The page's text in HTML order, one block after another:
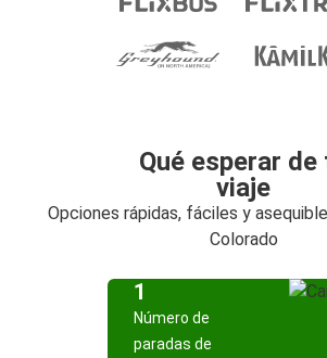
Qué esperar de
viaje
Opciones rápidas, fáciles y
Colorado
1
Número de
paradas de